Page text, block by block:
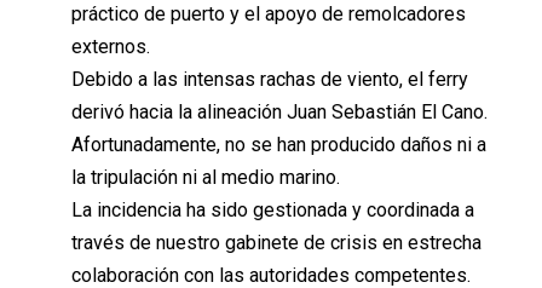
práctico de puerto y el apoyo de remolcadores
externos.
Debido a las intensas rachas de viento, el ferry
derivó hacia la alineación Juan Sebastián El Cano.
Afortunadamente, no se han producido daños ni a
la tripulación ni al medio marino.
La incidencia ha sido gestionada y coordinada a
través de nuestro gabinete de crisis en estrecha
colaboración con las autoridades competentes.